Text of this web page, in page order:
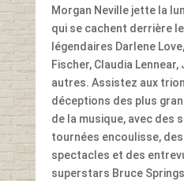
Morgan Neville jette la
qui se cachent derrière
légendaires Darlene
Fischer, Claudia
autres. Assistez aux
déceptions des plus
de la musique, avec des
tournées encoulisse,
spectacles et des
superstars Bruce